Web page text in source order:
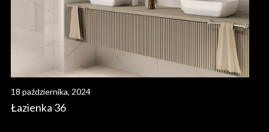
18 października, 2024
Łazienka 36